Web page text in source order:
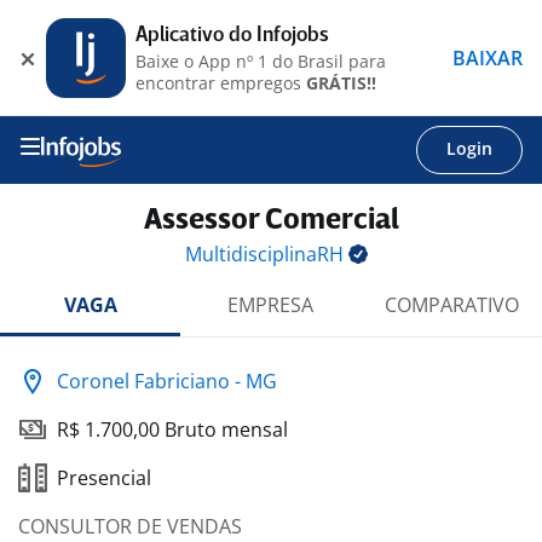
Login
Assessor Comercial
MultidisciplinaRH
VAGA
EMPRESA COMPARATIVO
Coronel Fabriciano - MG
R$ 1.700,00 Bruto mensal
Presencial
CONSULTOR DE VENDAS
Aplicativo do Infojobs
Baixe o App nº 1 do Brasil para
encontrar empregos GRÁTIS!!
BAIXAR